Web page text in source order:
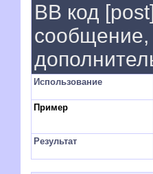
BB код
сообщение,
Использование
Пример
Результат